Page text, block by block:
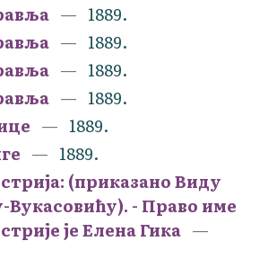
1889.
1889.
1889.
1889.
1889.
1889.
(приказано Виду
Вукасовићу). - Право име
је Елена Гика